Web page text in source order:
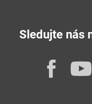
Sledujte nás